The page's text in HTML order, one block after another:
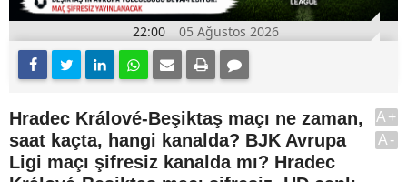
22:00 05 Ağustos 2026
Hradec Králové-Beşiktaş maçı ne zaman,
saat kaçta, hangi kanalda? BJK Avrupa
Ligi maçı şifresiz kanalda mı? Hradec
A+
A-